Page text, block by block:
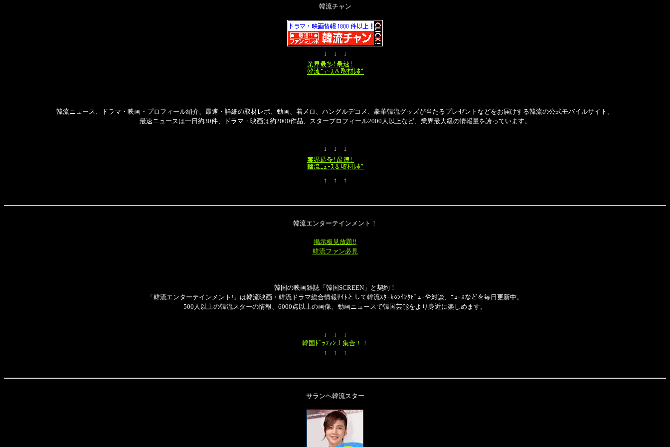
韓流チャン
↓ ↓ ↓
韓流ニュース、ドラマ・映画・プロフィール紹介、最速・詳細の取材レポ、動画、着メロ、ハングルデコメ、豪華韓流グッズが当たるプレゼントなどをお届けする韓流の公式モバイルサイト。
最速ニュースは一日約30件、ドラマ・映画は約2000作品、スタープロフィール2000人以上など、業界最大級の情報量を誇っています。
↓ ↓ ↓
↑ ↑ ↑
韓流エンターテインメント！
掲示板見放題!!
韓流ファン必見
韓国の映画雑誌「韓国SCREEN」と契約！
「韓流エンターテインメント!」は韓流映画・韓流ドラマ総合情報ｻｲﾄとして韓流ｽﾀｰｶのｲﾝﾀﾋﾟｭｰや対談、ﾆｭｰｽなどを毎日更新中。
500人以上の韓流スターの情報、6000点以上の画像、動画ニュースで韓国芸能をより身近に楽しめます。
↓ ↓ ↓
韓国ﾄﾞﾗﾌｧﾝ！集合！！
↑ ↑ ↑
サランヘ韓流スター